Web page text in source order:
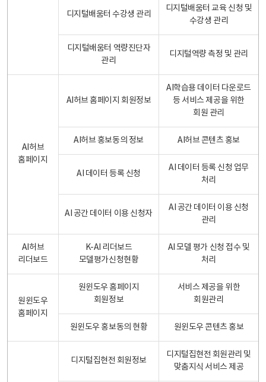
디지털배움터 수강생 관리
디지털배움터 교육 신청 및
수강생 관리
디지털배움터 역량진단자
관리
디지털역량 측정 및 관리
AI허브
홈페이지
AI허브 홈페이지 회원정보
AI학습용 데이터 다운로드
등 서비스 제공을 위한
회원 관리
AI허브 홍보동의 정보 AI허브 콘텐츠 홍보
AI 데이터 등록 신청
AI 데이터 등록 신청 업무
처리
AI 공간 데이터 이용 신청자
AI 공간 데이터 이용 신청
관리
AI허브
리더보드
K-AI 리더보드
모델평가신청현황
AI 모델 평가 신청 접수 및
처리
원윈도우
홈페이지
원윈도우 홈페이지
회원정보
서비스 제공을 위한
회원관리
원윈도우 홍보동의 현황 원윈도우 콘텐츠 홍보
디지털집현전 회원정보
디지털집현전 회원관리 및
맞춤지식 서비스 제공